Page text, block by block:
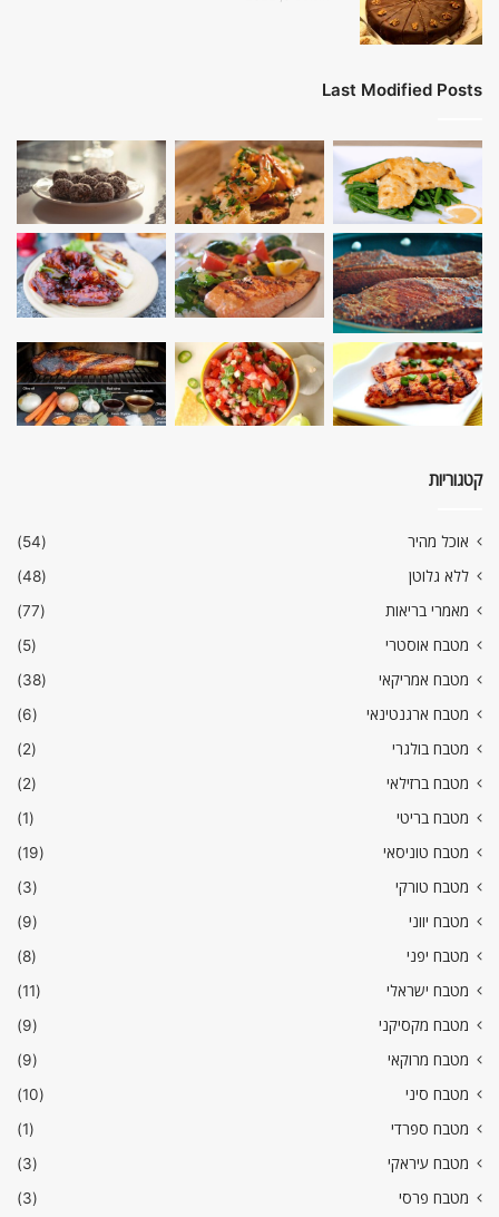
Last Modified Posts
קטגוריות
אוכל מהיר
(54)
ללא גלוטן
(48)
מאמרי בריאות
(77)
מטבח אוסטרי
(5)
מטבח אמריקאי
(38)
מטבח ארגנטינאי
(6)
מטבח בולגרי
(2)
מטבח ברזילאי
(2)
מטבח בריטי
(1)
מטבח טוניסאי
(19)
מטבח טורקי
(3)
מטבח יווני
(9)
מטבח יפני
(8)
מטבח ישראלי
(11)
מטבח מקסיקני
(9)
מטבח מרוקאי
(9)
מטבח סיני
(10)
מטבח ספרדי
(1)
מטבח עיראקי
(3)
מטבח פרסי
(3)